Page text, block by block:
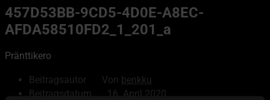
457D53BB-9CD5-4D0E-A8EC-
AFDA58510FD2_1_201_a
Pränttikero
Beitragsautor Von benkku
Beitragsdatum
16. April 2020